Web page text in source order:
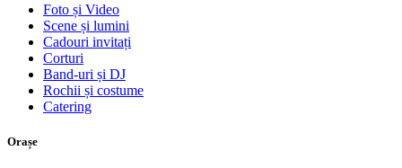
Foto și Video
Scene și lumini
Cadouri invitați
Corturi
Band-uri și DJ
Rochii și costume
Catering
Orașe